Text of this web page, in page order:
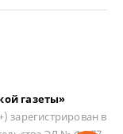
газеты»
зарегистрирован в